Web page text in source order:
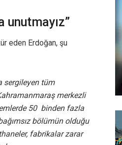
unutmayız”
eden Erdoğan, şu
sergileyen tüm
merkezli
50 binden fazla
bölümün olduğu
fabrikalar zarar